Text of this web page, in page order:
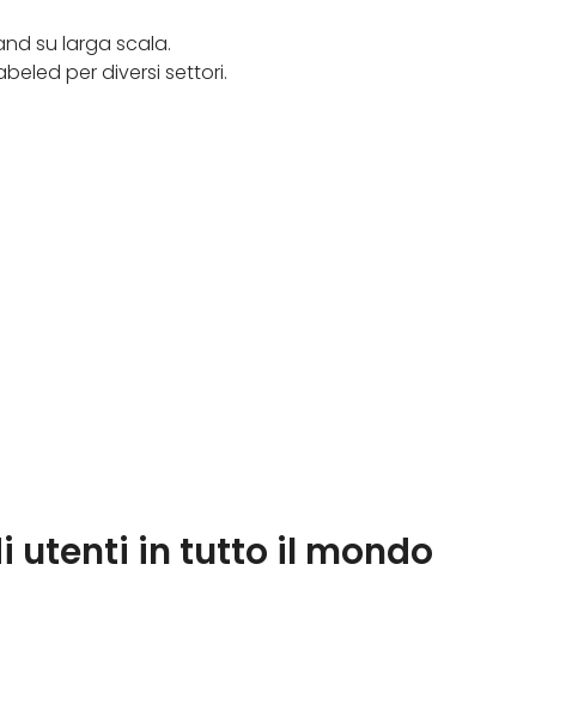
su larga scala.
per diversi settori.
utenti in tutto il mondo